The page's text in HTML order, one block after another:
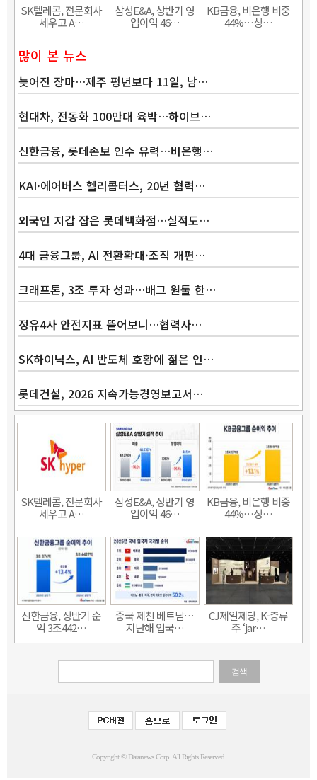
SK텔레콤, 전문회사
세우고 A…
삼성E&A, 상반기 영
업이익 46…
KB금융, 비은행 비중
44%…상…
많이 본 뉴스
늦어진 장마…제주 평년보다 11일, 남…
현대차, 전동화 100만대 육박…하이브…
신한금융, 롯데손보 인수 유력…비은행…
KAI·에어버스 헬리콥터스, 20년 협력…
외국인 지갑 잡은 롯데백화점…실적도…
4대 금융그룹, AI 전환확대·조직 개편…
크래프톤, 3조 투자 성과…배그 원툴 한…
정유4사 안전지표 뜯어보니…협력사…
SK하이닉스, AI 반도체 호황에 젊은 인…
롯데건설, 2026 지속가능경영보고서…
SK텔레콤, 전문회사
세우고 A…
삼성E&A, 상반기 영
업이익 46…
KB금융, 비은행 비중
44%…상…
신한금융, 상반기 순
익 3조442…
중국 제친 베트남…
지난해 입국…
CJ제일제당, K-증류
주 ‘jar…
검색
Copyright © Datanews Corp. All Rights Reserved.